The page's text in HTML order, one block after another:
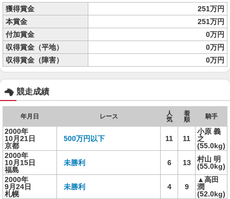
獲得賞金
251万円
本賞金
251万円
付加賞金
0万円
収得賞金（平地）
0万円
収得賞金（障害）
0万円
競走成績
年月日 レース
人
気
着
順
騎手
2000年
10月21日
京都
500万円以下 11 11
小原 義
之
(55.0kg)
2000年
10月15日
福島
未勝利 6 13
村山 明
(55.0kg)
2000年
9月24日
札幌
未勝利 4 9
▲高田
潤
(52.0kg)